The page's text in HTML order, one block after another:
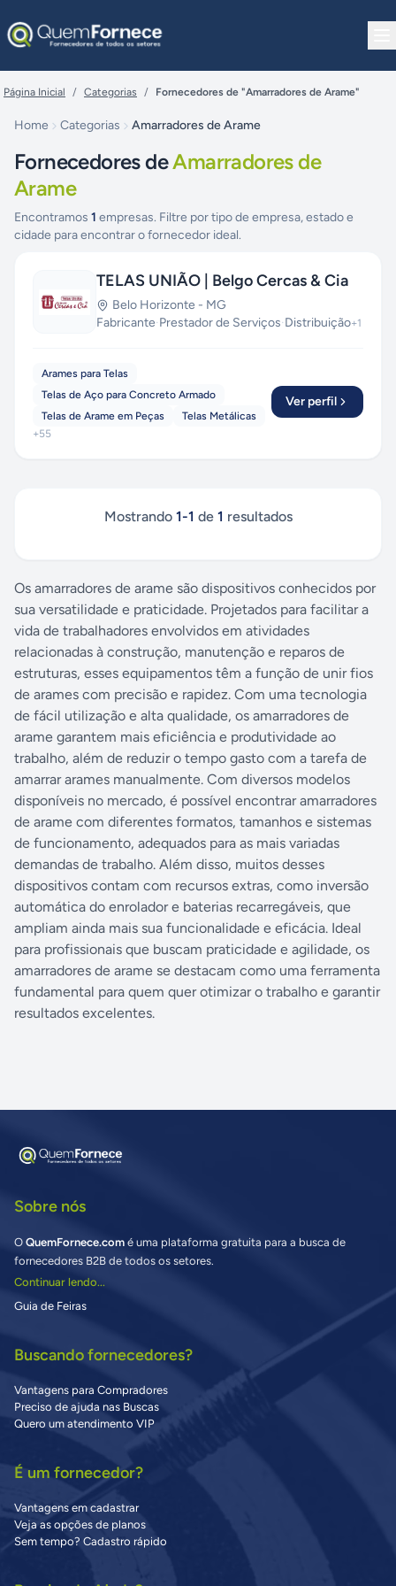
Página Inicial / Categorias / Fornecedores de "Amarradores de Arame"
Home Categorias Amarradores de Arame
Fornecedores deAmarradores de
Arame
Encontramos 1 empresas. Filtre por tipo de empresa, estado e
cidade para encontrar o fornecedor ideal.
TELAS UNIÃO | Belgo Cercas & Cia
Belo Horizonte - MG
Fabricante·Prestador de Serviços·Distribuição+1
Arames para Telas
Telas de Aço para Concreto Armado
Telas de Arame em Peças
Telas Metálicas
+55
Ver perfil
Mostrando 1-1 de 1 resultados
Os amarradores de arame são dispositivos conhecidos por
sua versatilidade e praticidade. Projetados para facilitar a
vida de trabalhadores envolvidos em atividades
relacionadas à construção, manutenção e reparos de
estruturas, esses equipamentos têm a função de unir fios
de arames com precisão e rapidez. Com uma tecnologia
de fácil utilização e alta qualidade, os amarradores de
arame garantem mais eficiência e produtividade ao
trabalho, além de reduzir o tempo gasto com a tarefa de
amarrar arames manualmente. Com diversos modelos
disponíveis no mercado, é possível encontrar amarradores
de arame com diferentes formatos, tamanhos e sistemas
de funcionamento, adequados para as mais variadas
demandas de trabalho. Além disso, muitos desses
dispositivos contam com recursos extras, como inversão
automática do enrolador e baterias recarregáveis, que
ampliam ainda mais sua funcionalidade e eficácia. Ideal
para profissionais que buscam praticidade e agilidade, os
amarradores de arame se destacam como uma ferramenta
fundamental para quem quer otimizar o trabalho e garantir
resultados excelentes.
Sobre nós
O QuemFornece.com é uma plataforma gratuita para a busca de
fornecedores B2B de todos os setores.
Continuar lendo...
Guia de Feiras
Buscando fornecedores?
Vantagens para Compradores
Preciso de ajuda nas Buscas
Quero um atendimento VIP
É um fornecedor?
Vantagens em cadastrar
Veja as opções de planos
Sem tempo? Cadastro rápido